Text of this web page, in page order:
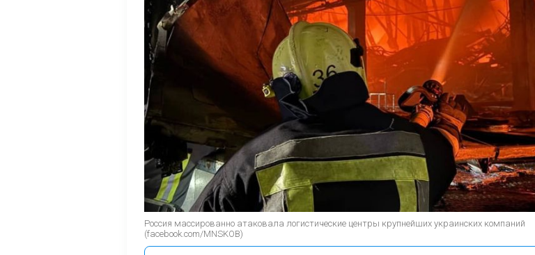
Россия массированно атаковала логистические центры крупнейших украинских компаний
(facebook.com/MNSKOB)